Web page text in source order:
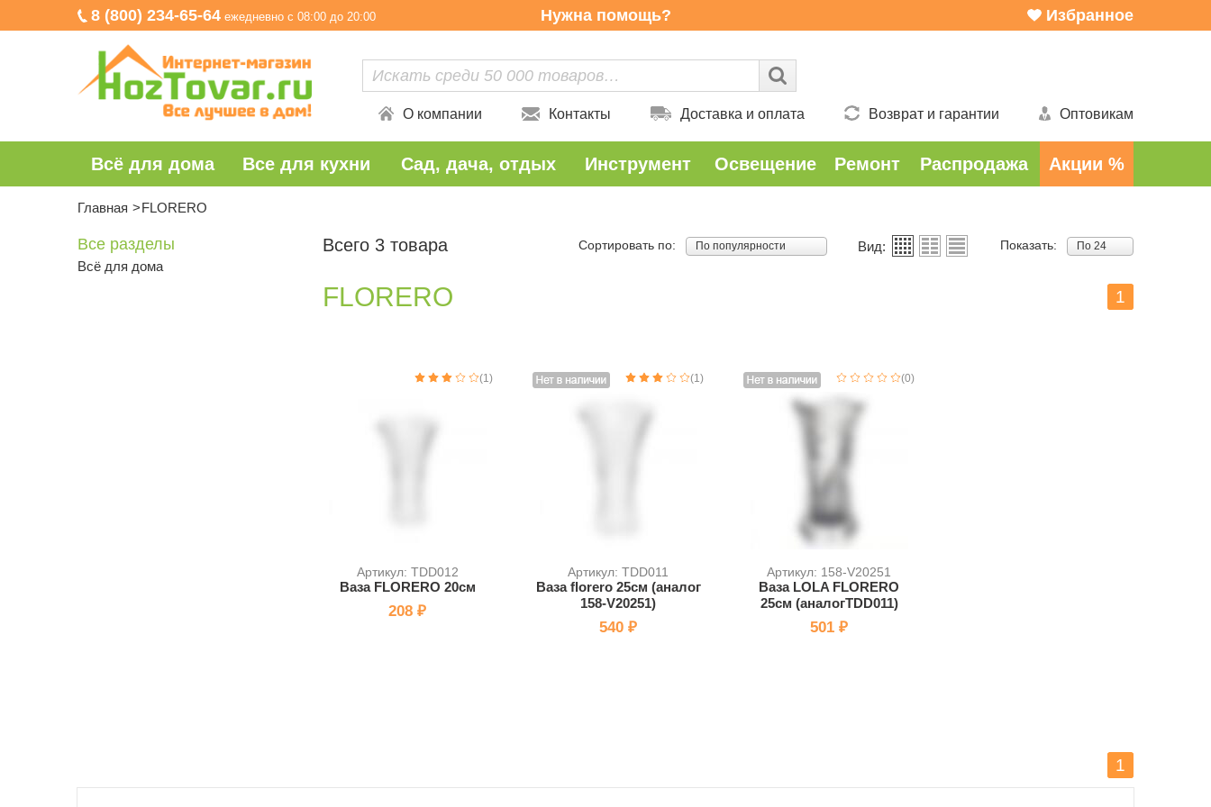
8 (800) 234-65-64 ежедневно с 08:00 до 20:00 Нужна помощь? Избранное
О компании Контакты Доставка и оплата Возврат и гарантии Оптовикам
Всё для дома Все для кухни Сад, дача, отдых Инструмент Освещение Ремонт Распродажа Акции %
Главная FLORERO
Все разделы
Всё для дома
Всего 3 товара Сортировать по: По популярности Вид: Показать: По 24
FLORERO 1
(1)
Артикул: TDD012
Ваза FLORERO 20см
208 ₽
(1)
Артикул: TDD011
Ваза florero 25см (аналог
158-V20251)
540 ₽
(0)
Артикул: 158-V20251
Ваза LOLA FLORERO
25см (аналогTDD011)
501 ₽
1